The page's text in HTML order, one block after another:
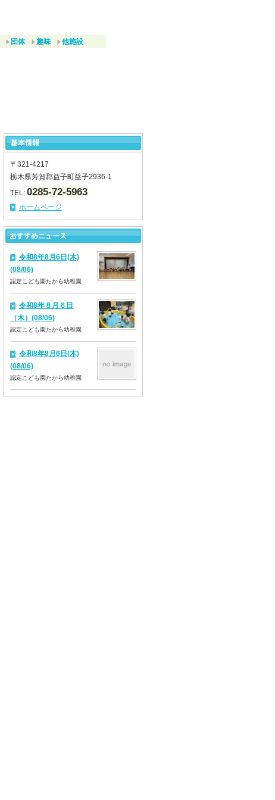
団体 趣味 他施設
〒321-4217
栃木県芳賀郡益子町益子2936-1
TEL: 0285-72-5963
ホームページ
令和8年8月6日(木)
(08/06)
認定こども園たから幼稚園
令和8年８月６日
（木）(08/06)
認定こども園たから幼稚園
令和8年8月6日(木)
(08/06)
認定こども園たから幼稚園